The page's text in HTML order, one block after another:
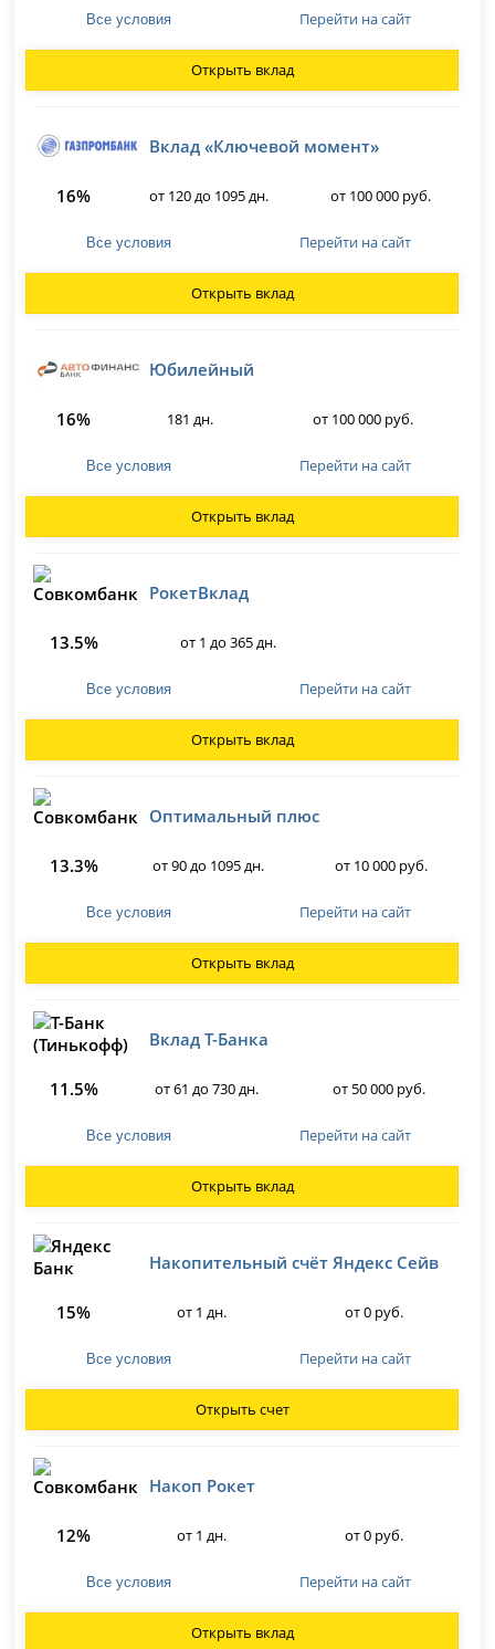
Все условия Перейти на сайт
Открыть вклад
Вклад «Ключевой момент»
16% от 120 до 1095 дн. от 100 000 руб.
Все условия Перейти на сайт
Открыть вклад
Юбилейный
16% 181 дн. от 100 000 руб.
Все условия Перейти на сайт
Открыть вклад
РокетВклад
13.5% от 1 до 365 дн.
Все условия Перейти на сайт
Открыть вклад
Оптимальный плюс
13.3% от 90 до 1095 дн. от 10 000 руб.
Все условия Перейти на сайт
Открыть вклад
Вклад Т-Банка
11.5% от 61 до 730 дн. от 50 000 руб.
Все условия Перейти на сайт
Открыть вклад
Накопительный счёт Яндекс Сейв
15% от 1 дн. от 0 руб.
Все условия Перейти на сайт
Открыть счет
Накоп Рокет
12% от 1 дн. от 0 руб.
Все условия Перейти на сайт
Открыть вклад